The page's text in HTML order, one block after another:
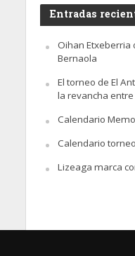
Entradas
Oihan Etxeberria
Bernaola
El torneo de El
la revancha
Calendario
Calendario
Lizeaga marca